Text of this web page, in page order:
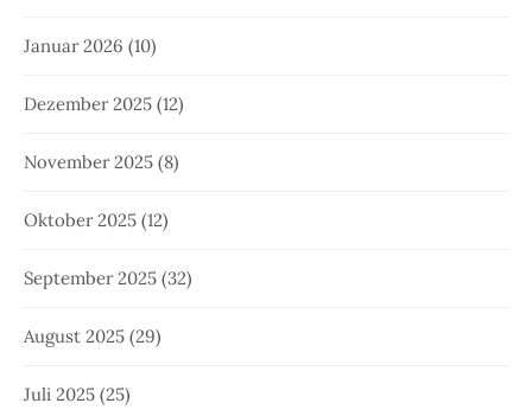
Januar 2026 (10)
Dezember 2025 (12)
November 2025 (8)
Oktober 2025 (12)
September 2025 (32)
August 2025 (29)
Juli 2025 (25)